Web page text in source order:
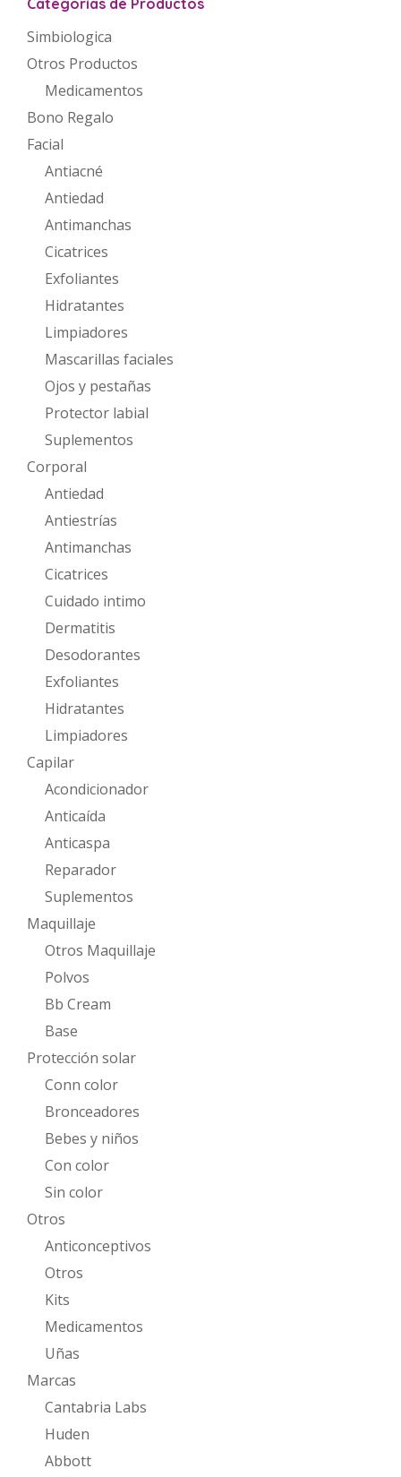
Categorías de Productos
Simbiologica
Otros Productos
Medicamentos
Bono Regalo
Facial
Antiacné
Antiedad
Antimanchas
Cicatrices
Exfoliantes
Hidratantes
Limpiadores
Mascarillas faciales
Ojos y pestañas
Protector labial
Suplementos
Corporal
Antiedad
Antiestrías
Antimanchas
Cicatrices
Cuidado intimo
Dermatitis
Desodorantes
Exfoliantes
Hidratantes
Limpiadores
Capilar
Acondicionador
Anticaída
Anticaspa
Reparador
Suplementos
Maquillaje
Otros Maquillaje
Polvos
Bb Cream
Base
Protección solar
Conn color
Bronceadores
Bebes y niños
Con color
Sin color
Otros
Anticonceptivos
Otros
Kits
Medicamentos
Uñas
Marcas
Cantabria Labs
Huden
Abbott